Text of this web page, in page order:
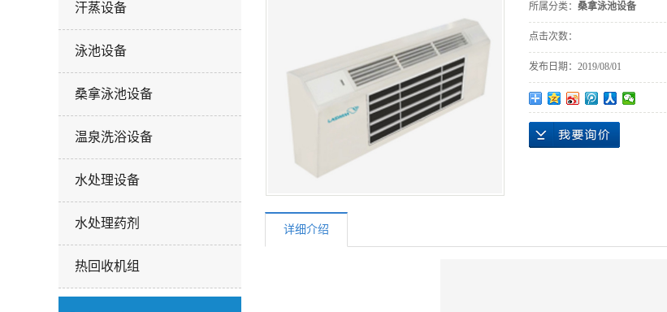
汗蒸设备
泳池设备
桑拿泳池设备
温泉洗浴设备
水处理设备
水处理药剂
热回收机组
所属分类： 桑拿泳池设备
点击次数：
发布日期： 2019/08/01
详细介绍